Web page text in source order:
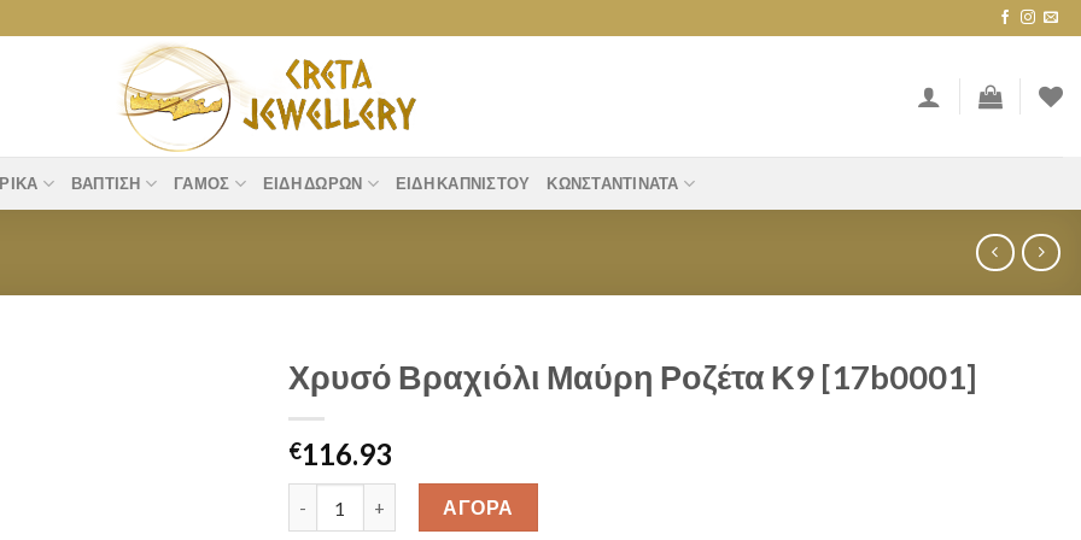
ΒΆΠΤΙΣΗ ΓΆΜΟΣ ΕΊΔΗ ΔΏΡΩΝ ΕΊΔΗ ΚΑΠΝΙΣΤΟΎ ΚΩΝΣΤΑΝΤΙΝΆΤΑ
Χρυσό Βραχιόλι Μαύρη Ροζέτα Κ9 [17b0001]
€116.93
Χρυσό Βραχιόλι Μαύρη Ροζέτα Κ9 [17b0001] quantity
ΑΓΟΡΑ